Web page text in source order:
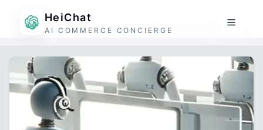
HeiChat
AI COMMERCE CONCIERGE